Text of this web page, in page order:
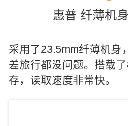
惠普 纤薄机
采用了23.5mm纤薄机身
差旅行都没问题。搭载
存，读取速度非常快。